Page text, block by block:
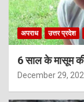
अपराध उत्तर प्रदेश
6 साल के मासूम
December 29,